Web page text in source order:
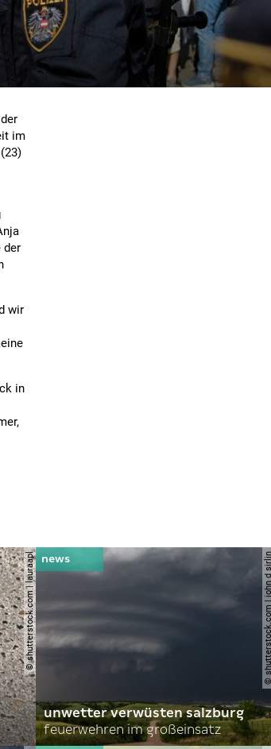
im
der
wir
in
© shutterstock.com | lauraapl ©
unwetter verwüsten salzburg
feuerwehren im großeinsatz